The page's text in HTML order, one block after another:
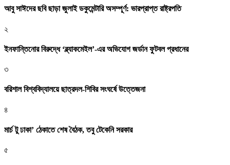
আবু সাঈদের ছবি ছাড়া জুলাই ডকুমেন্টারি অসম্পূর্ণ: ভারপ্রাপ্ত রাষ্ট্রপতি
২
ইনফান্তিনোর বিরুদ্ধে ‘ব্ল্যাকমেইল’-এর অভিযোগ জর্ডান ফুটবল প্রধানের
৩
বরিশাল বিশ্ববিদ্যালয়ে ছাত্রদল-শিবির সংঘর্ষে উত্তেজনা
৪
মার্চ টু ঢাকা’ ঠেকাতে শেষ বৈঠক, তবু টেকেনি সরকার
৫